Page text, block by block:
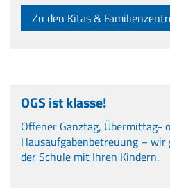
Zu den Kitas &
OGS ist klasse!
Offener Ganztag, Übermittag-
Hausaufgabenbetreuung –
der Schule mit Ihren Kindern.